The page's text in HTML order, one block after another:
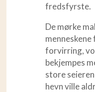
fredsfyrste.
De mørke
forvirring,
bekjempes
store
hevn ville